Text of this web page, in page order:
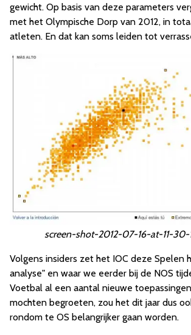
gewicht. Op basis van deze parameters
met het Olympische Dorp van 2012, in
atleten. En dat kan soms leiden tot
screen-shot-2012-07-16-at-11-30-
Volgens insiders zet het IOC deze Spelen
analyse" en waar we eerder bij de NOS
Voetbal al een aantal nieuwe
mochten begroeten, zou het dit jaar dus
rondom te OS belangrijker gaan worden.